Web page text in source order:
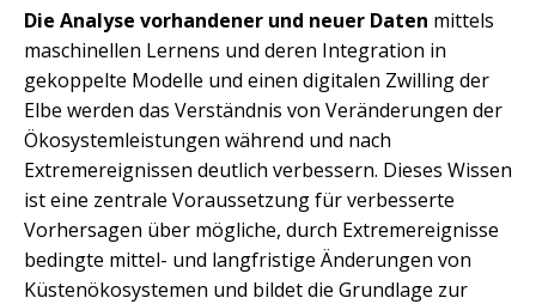
Die Analyse vorhandener und neuer Daten mittels
maschinellen Lernens und deren Integration in
gekoppelte Modelle und einen digitalen Zwilling der
Elbe werden das Verständnis von Veränderungen der
Ökosystemleistungen während und nach
Extremereignissen deutlich verbessern. Dieses Wissen
ist eine zentrale Voraussetzung für verbesserte
Vorhersagen über mögliche, durch Extremereignisse
bedingte mittel- und langfristige Änderungen von
Küstenökosystemen und bildet die Grundlage zur